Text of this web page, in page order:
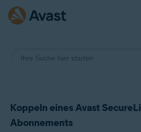
Koppeln eines Avast
Abonnements